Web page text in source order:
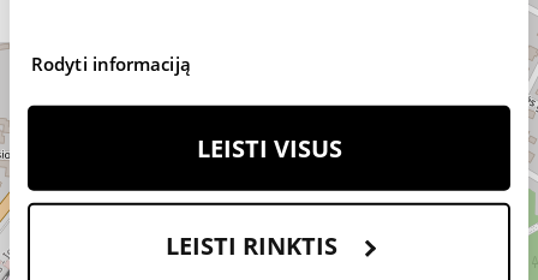
Rodyti informaciją
LEISTI VISUS
LEISTI RINKTIS
09:00